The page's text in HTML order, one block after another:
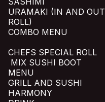
URAMAKI (IN AND OUT
ROLL)
COMBO MENU
CHEFS SPECIAL ROLL
MIX SUSHI BOOT
MENU
GRILL AND SUSHI
HARMONY